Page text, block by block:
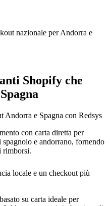
nazionale per Andorra e
Shopify che
Andorra e Spagna con Redsys
con carta diretta per
e andorrano, fornendo
rimborsi.
locale e un checkout più
su carta ideale per